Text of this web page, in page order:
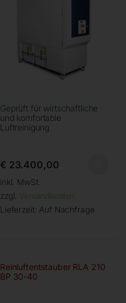
Geprüft für wirtschaftliche
und komfortable
Luftreinigung
€ 23.400,00
inkl. MwSt.
zzgl. Versandkosten
Lieferzeit: Auf Nachfrage
Reinluftentstauber RLA 210
BP 30-40